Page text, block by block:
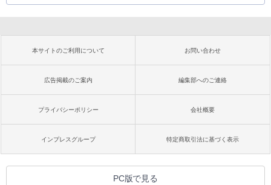
本サイトのご利用について お問い合わせ
広告掲載のご案内 編集部へのご連絡
プライバシーポリシー 会社概要
インプレスグループ 特定商取引法に基づく表示
PC版で見る